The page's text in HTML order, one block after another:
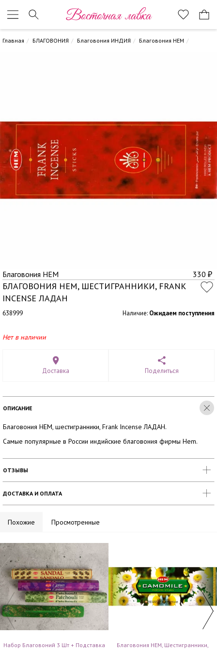
Восточная лавка
Главная БЛАГОВОНИЯ Благовония ИНДИЯ Благовония HEM
Благовония HEM 330 ₽
БЛАГОВОНИЯ HEM, ШЕСТИГРАННИКИ, FRANK
INCENSE ЛАДАН
638999 Наличие: Ожидаем поступления
Нет в наличии
Доставка Поделиться
ОПИСАНИЕ
Благовония HEM, шестигранники, Frank Incense ЛАДАН.
Самые популярные в России индийские благовония фирмы Hem.
ОТЗЫВЫ
ДОСТАВКА И ОПЛАТА
Похожие Просмотренные
Набор Благовоний 3 Шт + Подставка
Благовония HEM, Шестигранники,